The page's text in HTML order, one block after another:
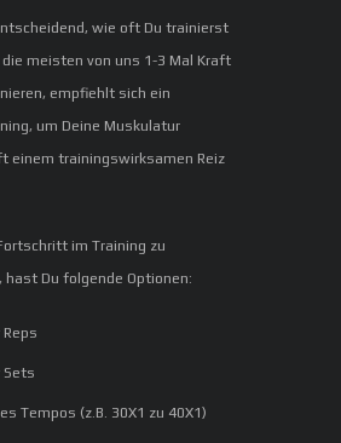
wie oft Du trainierst
die meisten von uns 1-3 Mal Kraft
empfiehlt sich ein
um Deine Muskulatur
einem trainingswirksamen Reiz
im Training zu
hast Du folgende Optionen:
Sets
Tempos (z.B. 30X1 zu 40X1)